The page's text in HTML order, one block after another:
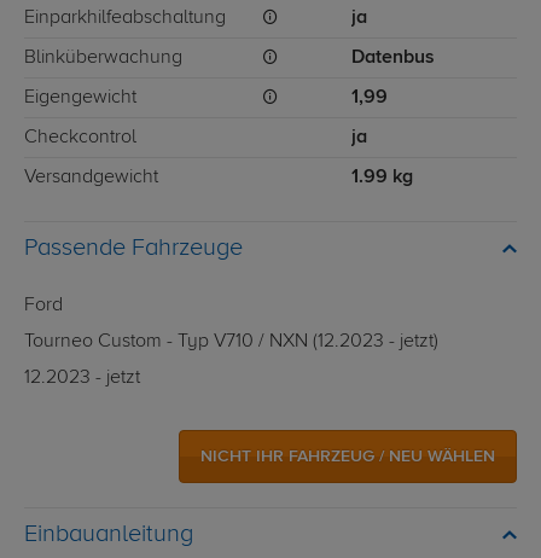
Einparkhilfeabschaltung ja
Blinküberwachung Datenbus
Eigengewicht 1,99
Checkcontrol ja
Versandgewicht 1.99 kg
Passende Fahrzeuge
Ford
Tourneo Custom - Typ V710 / NXN (12.2023 - jetzt)
12.2023 - jetzt
NICHT IHR FAHRZEUG / NEU WÄHLEN
Einbauanleitung